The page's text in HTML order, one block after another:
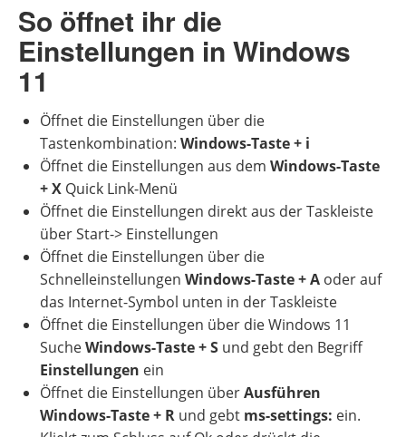
So öffnet ihr die
Einstellungen in Windows
11
Öffnet die Einstellungen über die
Tastenkombination: Windows-Taste + i
Öffnet die Einstellungen aus dem Windows-Taste
+ X Quick Link-Menü
Öffnet die Einstellungen direkt aus der Taskleiste
über Start-> Einstellungen
Öffnet die Einstellungen über die
Schnelleinstellungen Windows-Taste + A oder auf
das Internet-Symbol unten in der Taskleiste
Öffnet die Einstellungen über die Windows 11
SucheWindows-Taste + S und gebt den Begriff
Einstellungen ein
Öffnet die Einstellungen überAusführen
Windows-Taste + R und gebt ms-settings: ein.